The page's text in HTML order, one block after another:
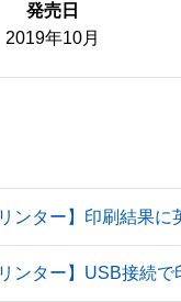
発売日
2019年10月
リンター】印刷結果
ンター】USB接続